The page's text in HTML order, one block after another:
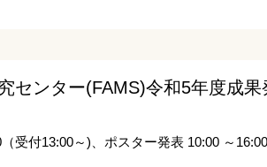
センター(FAMS)令和5年度成
付13:00～)、ポスター発表 10:00 ～16:00